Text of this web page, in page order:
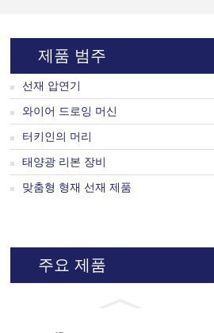
제품 범주
선재 압연기
와이어 드로잉 머신
터키인의 머리
태양광 리본 장비
맞춤형 형재 선재 제품
주요 제품